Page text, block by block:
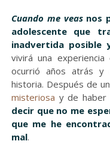
Cuando me veasnos
adolescente que
inadvertida posible
vivirá una
ocurrió años atrás y
historia. Después de
misteriosa y de haber
decir que no me
que me he
mal.